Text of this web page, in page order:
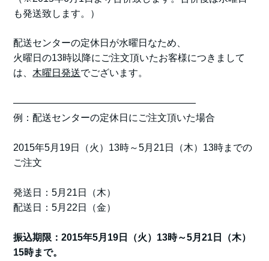
も発送致します。）
配送センターの定休日が水曜日なため、
火曜日の13時以降にご注文頂いたお客様につきまして
は、 木曜日発送でございます。
———————————————————
例：配送センターの定休日にご注文頂いた場合
2015年5月19日（火）13時～5月21日（木）13時までの
ご注文
発送日：5月21日（木）
配送日：5月22日（金）
振込期限：2015年5月19日（火）13時～5月21日（木）
15時まで。